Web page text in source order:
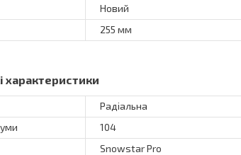
Новий
255 мм
характеристики
Радіальна
104
Snowstar Pro